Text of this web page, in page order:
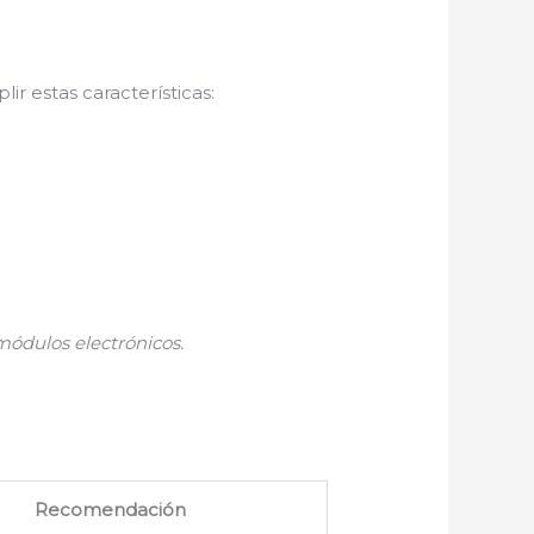
estas características:
electrónicos.
Recomendación